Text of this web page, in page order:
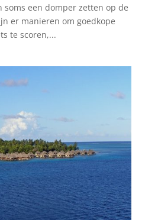
soms een domper zetten op de
er manieren om goedkope
te scoren,...